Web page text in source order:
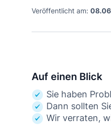
Veröffentlicht am:
Auf einen Blick
Sie haben
Dann sollten
Wir verraten,